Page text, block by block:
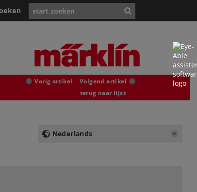
Vorig artikel
Volgend artikel
terug naar lijst
Nederlands